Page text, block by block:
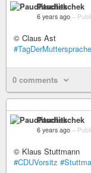
Paudlitschek
6 years ago –
© Claus Ast
#TagDerMuttersprache
0 comments
Paudlitschek
6 years ago –
© Klaus Stuttmann
#CDUVorsitz